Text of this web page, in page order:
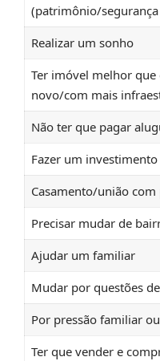
(patrimônio/
Realizar um sonho
Ter imóvel melhor
novo/com mais
Não ter que pagar
Fazer um investimento
Casamento/união com
Precisar mudar de
Ajudar um familiar
Mudar por questões
Por pressão familiar
Ter que vender e